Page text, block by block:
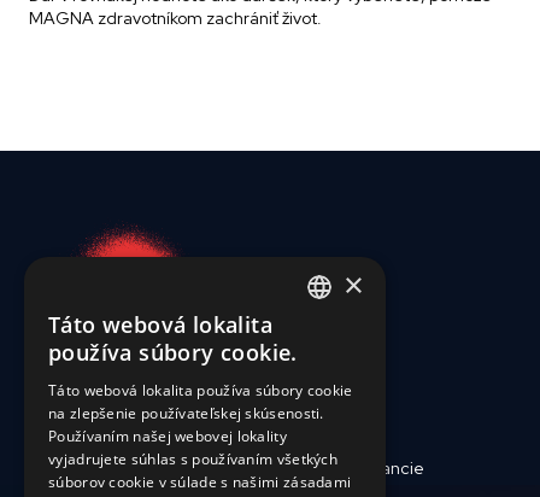
MAGNA zdravotníkom zachrániť život.
Kto sme Reporty a financie
CZECH
FRENCH
×
Táto webová lokalita
používa súbory cookie.
Táto webová lokalita používa súbory cookie
na zlepšenie používateľskej skúsenosti.
Používaním našej webovej lokality
vyjadrujete súhlas s používaním všetkých
súborov cookie v súlade s našimi zásadami